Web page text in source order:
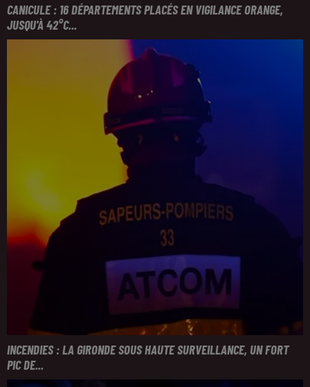
CANICULE : 16 DÉPARTEMENTS PLACÉS EN VIGILANCE ORANGE,
JUSQU'À 42°C...
INCENDIES : LA GIRONDE SOUS HAUTE SURVEILLANCE, UN FORT
PIC DE...